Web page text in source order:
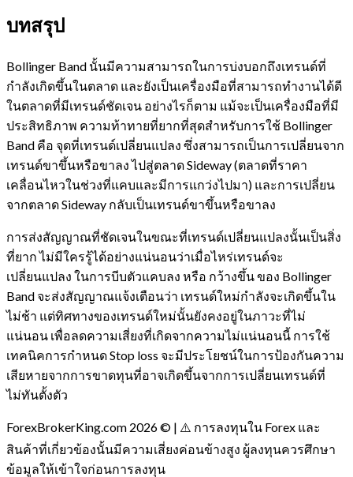
บทสรุป
Bollinger Band นั้นมีความสามารถในการบ่งบอกถึงเทรนด์ที่
กำลังเกิดขึ้นในตลาด และยังเป็นเครื่องมือที่สามารถทำงานได้ดี
ในตลาดที่มีเทรนด์ชัดเจน อย่างไรก็ตาม แม้จะเป็นเครื่องมือที่มี
ประสิทธิภาพ ความท้าทายที่ยากที่สุดสำหรับการใช้ Bollinger
Band คือ จุดที่เทรนด์เปลี่ยนแปลง ซึ่งสามารถเป็นการเปลี่ยนจาก
เทรนด์ขาขึ้นหรือขาลง ไปสู่ตลาด Sideway (ตลาดที่ราคา
เคลื่อนไหวในช่วงที่แคบและมีการแกว่งไปมา) และการเปลี่ยน
จากตลาด Sideway กลับเป็นเทรนด์ขาขึ้นหรือขาลง
การส่งสัญญาณที่ชัดเจนในขณะที่เทรนด์เปลี่ยนแปลงนั้นเป็นสิ่ง
ที่ยาก ไม่มีใครรู้ได้อย่างแน่นอนว่าเมื่อไหร่เทรนด์จะ
เปลี่ยนแปลง ในการบีบตัวแคบลง หรือ กว้างขึ้น ของ Bollinger
Band จะส่งสัญญาณแจ้งเตือนว่า เทรนด์ใหม่กำลังจะเกิดขึ้นใน
ไม่ช้า แต่ทิศทางของเทรนด์ใหม่นั้นยังคงอยู่ในภาวะที่ไม่
แน่นอน เพื่อลดความเสี่ยงที่เกิดจากความไม่แน่นอนนี้ การใช้
เทคนิคการกำหนด Stop loss จะมีประโยชน์ในการป้องกันความ
เสียหายจากการขาดทุนที่อาจเกิดขึ้นจากการเปลี่ยนเทรนด์ที่
ไม่ทันตั้งตัว
ForexBrokerKing.com 2026 © | ⚠️ การลงทุนใน Forex และ
สินค้าที่เกี่ยวข้องนั้นมีความเสี่ยงค่อนข้างสูง ผู้ลงทุนควรศึกษา
ข้อมูลให้เข้าใจก่อนการลงทุน